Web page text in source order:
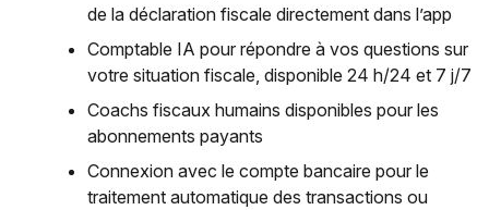
de la déclaration fiscale directement dans l’app
Comptable IA pour répondre à vos questions sur
votre situation fiscale, disponible 24 h/24 et 7 j/7
Coachs fiscaux humains disponibles pour les
abonnements payants
Connexion avec le compte bancaire pour le
traitement automatique des transactions ou